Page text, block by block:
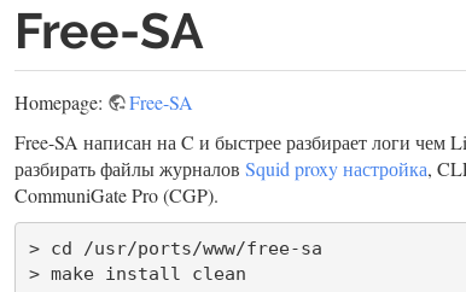
Free-SA
Homepage:
Free-SA
Free-SA написан на C и быстрее разбирает логи
разбирать файлы журналов Squid proxy настройка,
CommuniGate Pro (CGP).
> cd /usr/ports/www/free-sa
> make install clean